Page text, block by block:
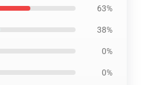
63%
38%
0%
0%